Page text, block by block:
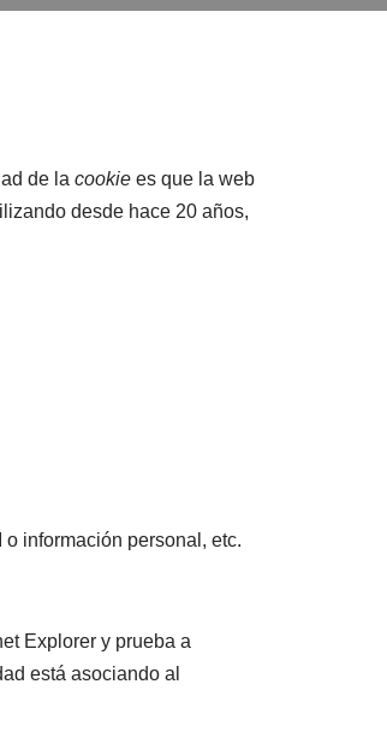
de la cookie es que la web
desde hace 20 años,
información personal, etc.
Explorer y prueba a
está asociando al